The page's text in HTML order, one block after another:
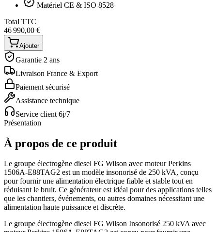
Matériel CE & ISO 8528
Total TTC
46 990,00 €
Ajouter
Garantie 2 ans
Livraison France & Export
Paiement sécurisé
Assistance technique
Service client 6j/7
Présentation
À propos de ce produit
Le groupe électrogène diesel FG Wilson avec moteur Perkins
1506A-E88TAG2 est un modèle insonorisé de 250 kVA, conçu
pour fournir une alimentation électrique fiable et stable tout en
réduisant le bruit. Ce générateur est idéal pour des applications telles
que les chantiers, événements, ou autres domaines nécessitant une
alimentation haute puissance et discrète.
Le groupe électrogène diesel FG Wilson Insonorisé 250 kVA avec